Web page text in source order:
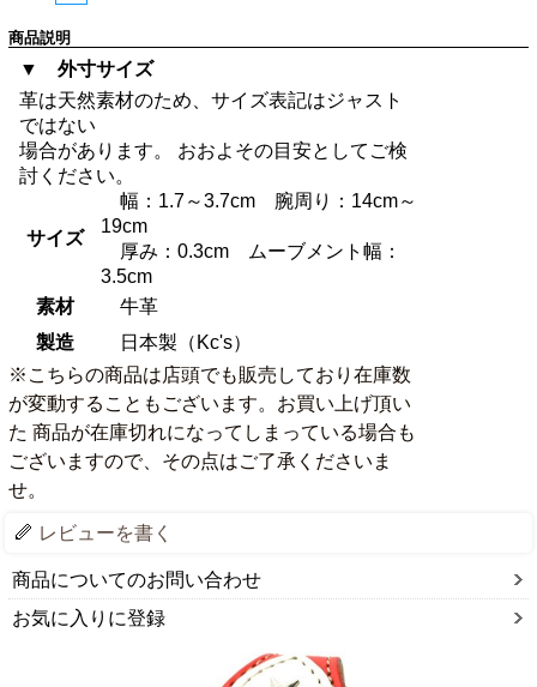
商品説明
▼ 外寸サイズ
革は天然素材のため、サイズ表記はジャスト
ではない
場合があります。 おおよその目安としてご検
討ください。
サイズ
幅：1.7～3.7cm 腕周り：14cm～
19cm
厚み：0.3cm ムーブメント幅：
3.5cm
素材
牛革
製造
日本製（Kc's）
※こちらの商品は店頭でも販売しており在庫数
が変動することもございます。お買い上げ頂い
た 商品が在庫切れになってしまっている場合も
ございますので、その点はご了承くださいま
せ。
レビューを書く
商品についてのお問い合わせ
お気に入りに登録